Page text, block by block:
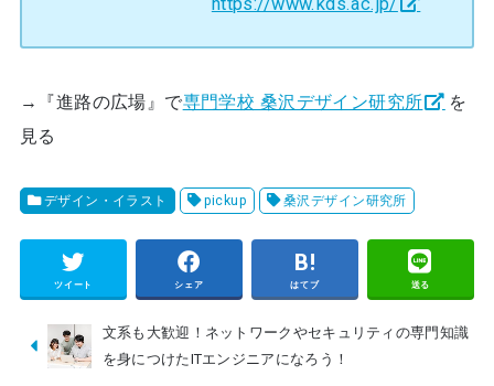
→『進路の広場』で専門学校 桑沢デザイン研究所
を
見る
デザイン・イラスト pickup 桑沢デザイン研究所
ツイート シェア はてブ 送る
文系も大歓迎！ネットワークやセキュリティの専門知識
を身につけたITエンジニアになろう！